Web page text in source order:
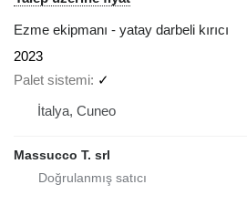
Ezme ekipmanı - yatay darbeli kırıcı
2023
Palet sistemi ✓
İtalya, Cuneo
Massucco T. srl